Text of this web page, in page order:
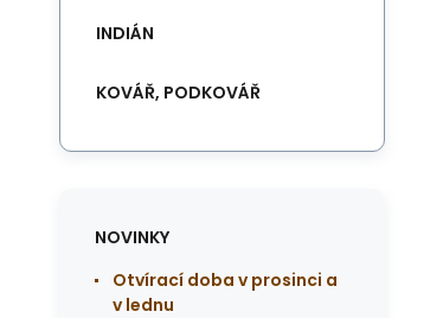
INDIÁN
KOVÁŘ, PODKOVÁŘ
NOVINKY
Otvírací doba v prosinci a
v lednu